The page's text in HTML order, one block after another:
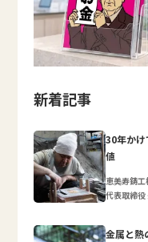
新着記事
30年か
値
恵美寿鋳
代表取締役
金属と熱